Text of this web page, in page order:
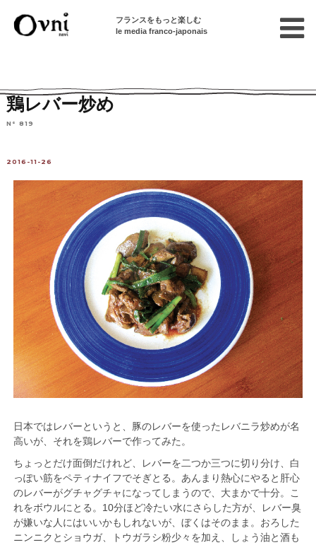
フランスをもっと楽しむ
le media franco-japonais
鶏レバー炒め
N° 819
2016-11-26
日本ではレバーというと、豚のレバーを使ったレバニラ炒めが名
高いが、それを鶏レバーで作ってみた。
ちょっとだけ面倒だけれど、レバーを二つか三つに切り分け、白
っぽい筋をペティナイフでそぎとる。あんまり熱心にやると肝心
のレバーがグチャグチャになってしまうので、大まかで十分。こ
れをボウルにとる。10分ほど冷たい水にさらした方が、レバー臭
が嫌いな人にはいいかもしれないが、ぼくはそのまま。おろした
ニンニクとショウガ、トウガラシ粉少々を加え、しょう油と酒も